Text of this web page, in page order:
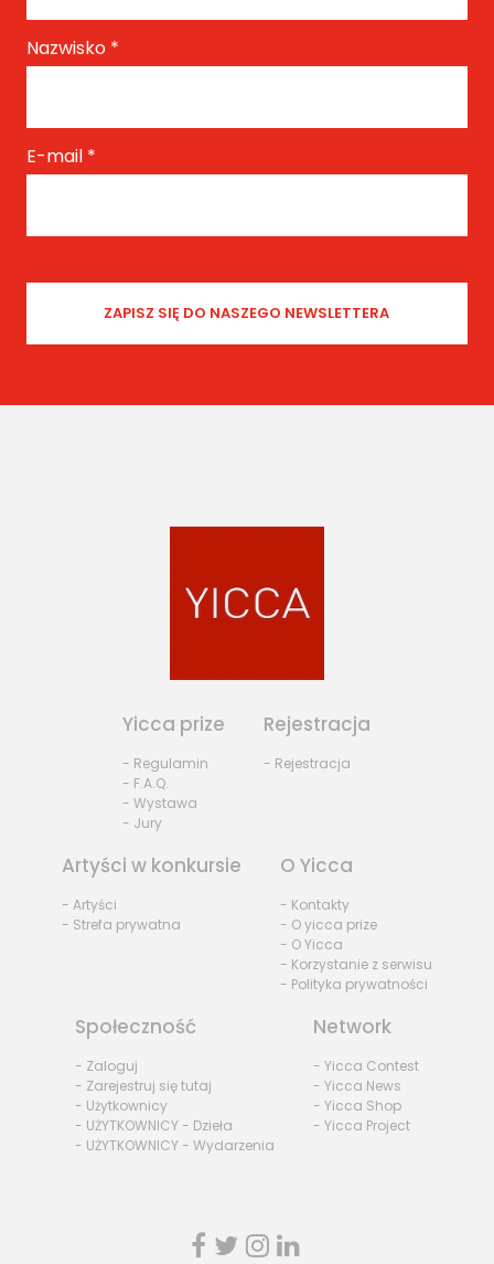
Nazwisko *
E-mail *
Yicca prize
- Regulamin
- F.A.Q.
- Wystawa
- Jury
Rejestracja
- Rejestracja
Artyści w konkursie
- Artyści
- Strefa prywatna
O Yicca
- Kontakty
- O yicca prize
- O Yicca
- Korzystanie z serwisu
- Polityka prywatności
Społeczność
- Zaloguj
- Zarejestruj się tutaj
- Użytkownicy
- UŻYTKOWNICY - Dzieła
- UŻYTKOWNICY - Wydarzenia
Network
- Yicca Contest
- Yicca News
- Yicca Shop
- Yicca Project